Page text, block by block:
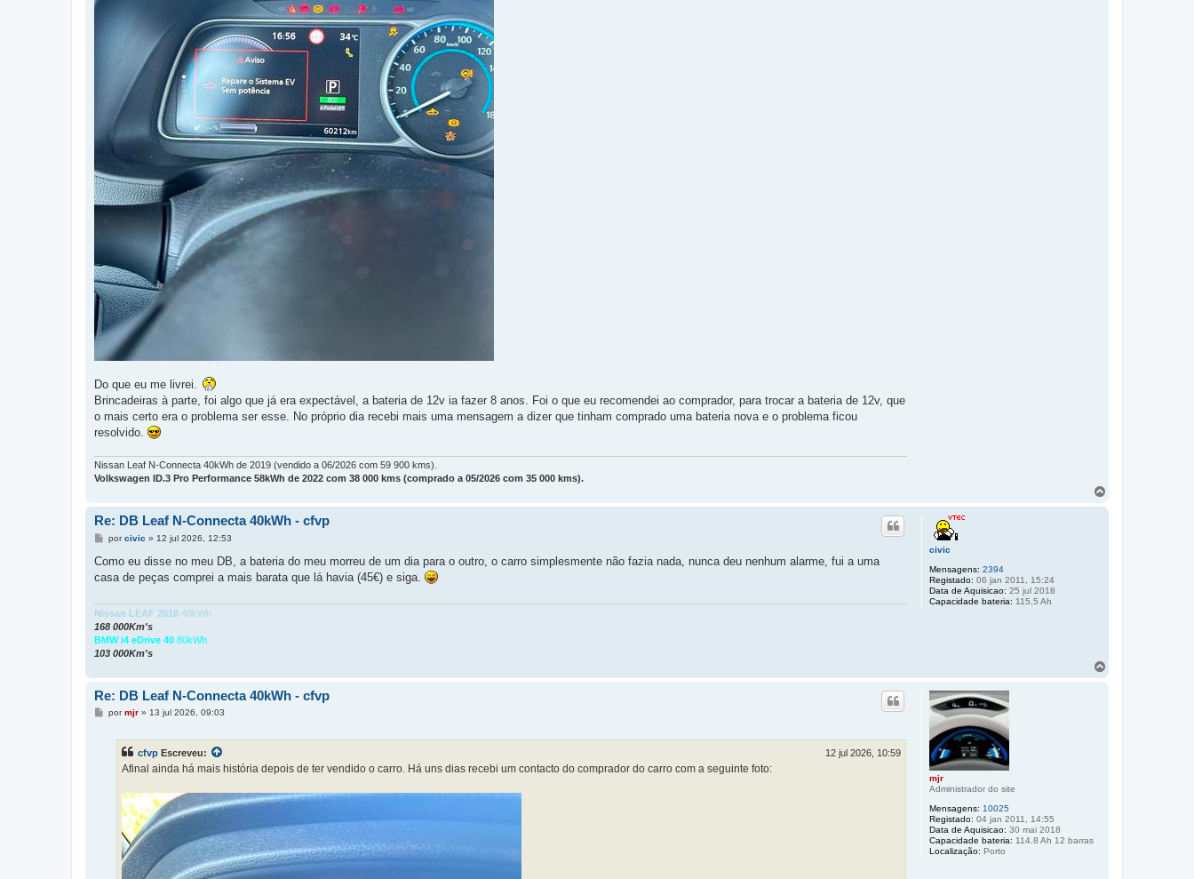
Do que eu me livrei.
Brincadeiras à parte, foi algo que já era expectável, a bateria de 12v ia fazer 8 anos. Foi o que eu recomendei ao comprador, para trocar a bateria de 12v, que
o mais certo era o problema ser esse. No próprio dia recebi mais uma mensagem a dizer que tinham comprado uma bateria nova e o problema ficou
resolvido.
Nissan Leaf N-Connecta 40kWh de 2019 (vendido a 06/2026 com 59 900 kms).
Volkswagen ID.3 Pro Performance 58kWh de 2022 com 38 000 kms (comprado a 05/2026 com 35 000 kms).
civic
Mensagens: 2394
Registado: 06 jan 2011, 15:24
Data de Aquisicao: 25 jul 2018
Capacidade bateria: 115,5 Ah
Re: DB Leaf N-Connecta 40kWh - cfvp
M
n
a
m
porcivic » 12 jul 2026, 12:53
Como eu disse no meu DB, a bateria do meu morreu de um dia para o outro, o carro simplesmente não fazia nada, nunca deu nenhum alarme, fui a uma
casa de peças comprei a mais barata que lá havia (45€) e siga.
Nissan LEAF 2018 40kWh
168 000Km's
BMW i4 eDrive 40 80kWh
103 000Km's
mjr
Administrador do site
Mensagens: 10025
Registado: 04 jan 2011, 14:55
Data de Aquisicao: 30 mai 2018
Capacidade bateria: 114.8 Ah 12 barras
Localização: Porto
Re: DB Leaf N-Connecta 40kWh - cfvp
Mpormjr» 13 jul 2026, 09:03
cfvp Escreveu: 12 jul 2026, 10:59
Afinal ainda há mais história depois de ter vendido o carro. Há uns dias recebi um contacto do comprador do carro com a seguinte foto: